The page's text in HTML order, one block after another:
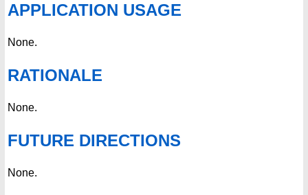
APPLICATION USAGE
None.
RATIONALE
None.
FUTURE DIRECTIONS
None.